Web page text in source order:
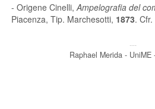
- Origene Cinelli, Ampelografia del
Piacenza, Tip. Marchesotti, 1873.
---
Raphael Merida - UniME